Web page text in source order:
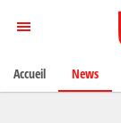
Accueil News